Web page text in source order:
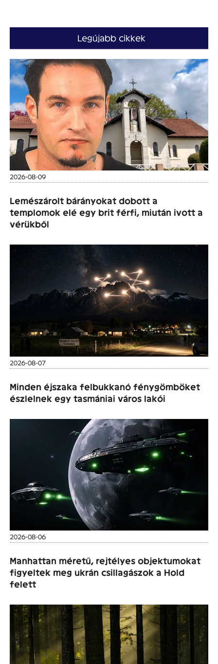
Legújabb cikkek
2026-08-09
Lemészárolt bárányokat dobott a
templomok elé egy brit férfi, miután ivott a
vérükből
2026-08-07
Minden éjszaka felbukkanó fénygömböket
észlelnek egy tasmániai város lakói
2026-08-06
Manhattan méretű, rejtélyes objektumokat
figyeltek meg ukrán csillagászok a Hold
felett